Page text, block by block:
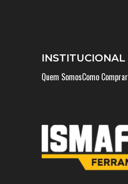
INSTITUCIONAL
Quem SomosComo Comprar